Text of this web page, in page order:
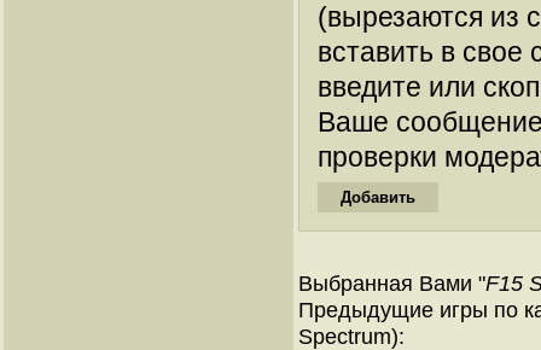
(вырезаются из
вставить в
введите или
Ваше
проверки
Выбранная Вами "F15
Предыдущие игры по
Spectrum):